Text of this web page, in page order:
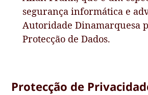
segurança informática e
Autoridade Dinamarquesa
Protecção de Dados.
Protecção de